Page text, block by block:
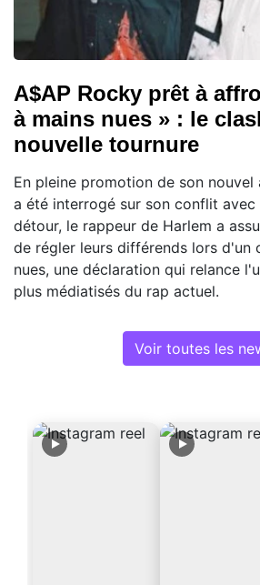
A$AP Rocky prêt à
à mains nues » : le
nouvelle tournure
En pleine promotion de son nouvel
a été interrogé sur son conflit avec
détour, le rappeur de Harlem a
de régler leurs différends lors d'un
nues, une déclaration qui relance
plus médiatisés du rap actuel.
Voir toutes les